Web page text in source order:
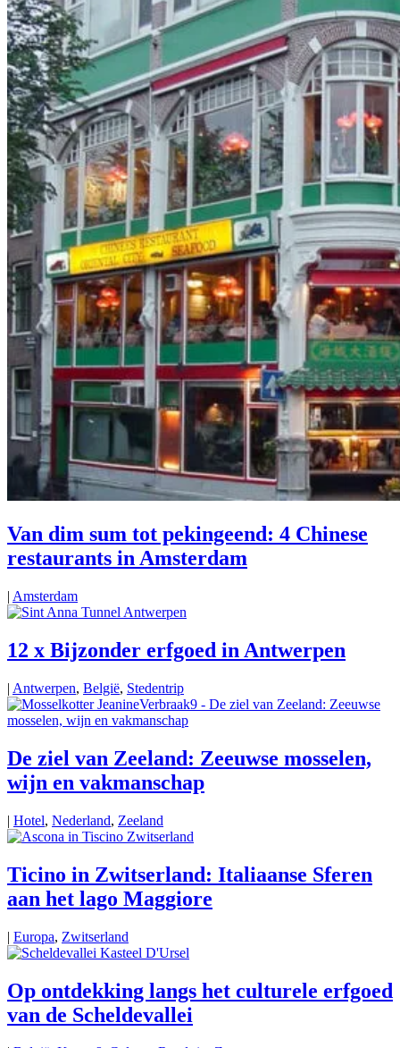
Van dim sum tot pekingeend: 4 Chinese
restaurants in Amsterdam
| Amsterdam
12 x Bijzonder erfgoed in Antwerpen
| Antwerpen, België, Stedentrip
De ziel van Zeeland: Zeeuwse mosselen,
wijn en vakmanschap
| Hotel, Nederland, Zeeland
Ticino in Zwitserland: Italiaanse Sferen
aan het lago Maggiore
| Europa, Zwitserland
Op ontdekking langs het culturele erfgoed
van de Scheldevallei